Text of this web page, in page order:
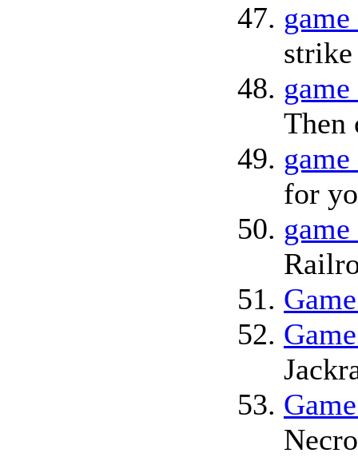
strike
Then
for